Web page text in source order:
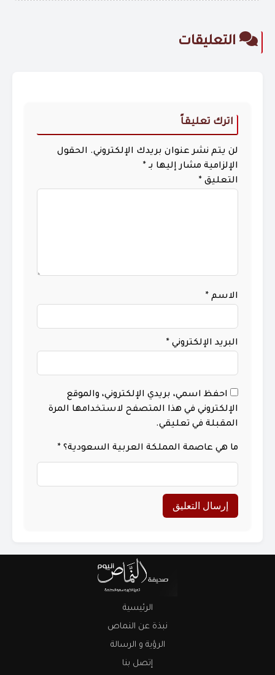
التعليقات
اترك تعليقاً
لن يتم نشر عنوان بريدك الإلكتروني. الحقول
الإلزامية مشار إليها بـ *
التعليق *
الاسم *
البريد الإلكتروني *
احفظ اسمي، بريدي الإلكتروني، والموقع
الإلكتروني في هذا المتصفح لاستخدامها المرة
المقبلة في تعليقي.
ما هي عاصمة المملكة العربية السعودية؟ *
الرئيسية
نبذة عن النماص
الرؤية و الرسالة
إتصل بنا